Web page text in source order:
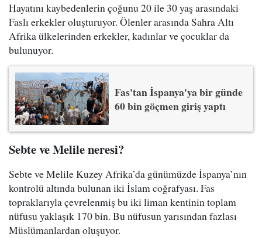
Hayatını kaybedenlerin çoğunu 20 ile 30 yaş arasındaki
Faslı erkekler oluşturuyor. Ölenler arasında Sahra Altı
Afrika ülkelerinden erkekler, kadınlar ve çocuklar da
bulunuyor.
Fas'tan İspanya'ya bir günde
60 bin göçmen giriş yaptı
Sebte ve Melile neresi?
Sebte ve Melile Kuzey Afrika’da günümüzde İspanya’nın
kontrolü altında bulunan iki İslam coğrafyası. Fas
topraklarıyla çevrelenmiş bu iki liman kentinin toplam
nüfusu yaklaşık 170 bin. Bu nüfusun yarısından fazlası
Müslümanlardan oluşuyor.